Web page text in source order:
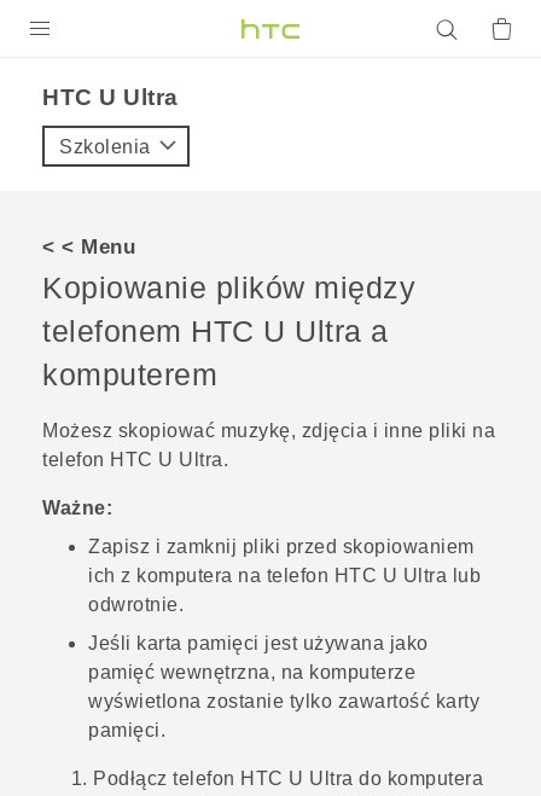
VIVE
VIVERSE
POMOC TECHNICZNA
Urządzenia i akcesoria HTC
Zaloguj się
HTC U Ultra‎
Szkolenia
< < Menu
Kopiowanie plików między
telefonem HTC U Ultra a
komputerem
Możesz skopiować muzykę, zdjęcia i inne pliki na
telefon HTC U Ultra.
Ważne:
Zapisz i zamknij pliki przed skopiowaniem
ich z komputera na telefon HTC U Ultra lub
odwrotnie.
Jeśli karta pamięci jest używana jako
pamięć wewnętrzna, na komputerze
wyświetlona zostanie tylko zawartość karty
pamięci.
Podłącz telefon HTC U Ultra do komputera